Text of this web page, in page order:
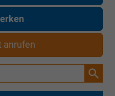
anrufen